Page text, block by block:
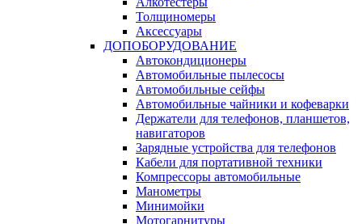
Толщиномеры
Аксессуары
ДОПОБОРУДОВАНИЕ
Автокондиционеры
Автомобильные пылесосы
Автомобильные сейфы
Автомобильные чайники и кофеварки
Держатели для телефонов, планшетов,
навигаторов
Зарядные устройства для телефонов
Кабели для портативной техники
Компрессоры автомобильные
Манометры
Минимойки
Мотогарнитуры